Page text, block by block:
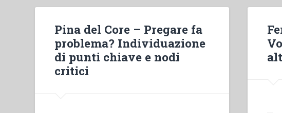
Pina del Core – Pregare fa
problema? Individuazione
di punti chiave e nodi
critici